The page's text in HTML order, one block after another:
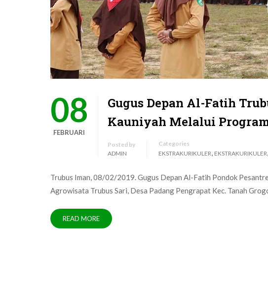
08
FEBRUARI
Gugus Depan Al-Fatih
Kauniyah Melalui
Posted by
ADMIN
Categories
EKSTRAKURIKULER, EKSTRAKURIKULER,
Trubus Iman, 08/02/2019. Gugus Depan Al-Fatih Pondok
Agrowisata Trubus Sari, Desa Padang Pengrapat Kec. Tanah
READ MORE